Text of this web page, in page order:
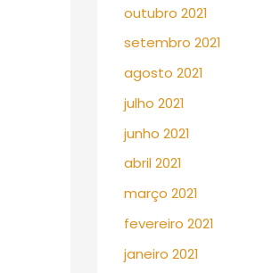
outubro 2021
setembro 2021
agosto 2021
julho 2021
junho 2021
abril 2021
março 2021
fevereiro 2021
janeiro 2021